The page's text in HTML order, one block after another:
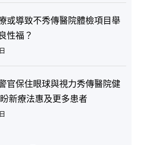
或導致不秀傳醫院體檢項目舉
性福？
官保住眼球與視力秀傳醫院健
新療法惠及更多患者